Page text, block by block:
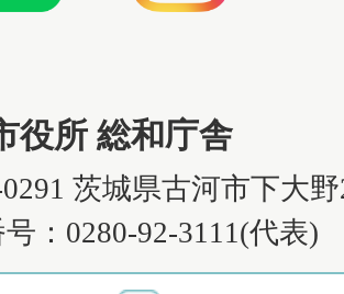
役所 総和庁舎
茨城県古河市下大
：0280-92-3111(代表)